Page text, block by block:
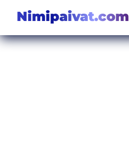
Nimipaivat.com